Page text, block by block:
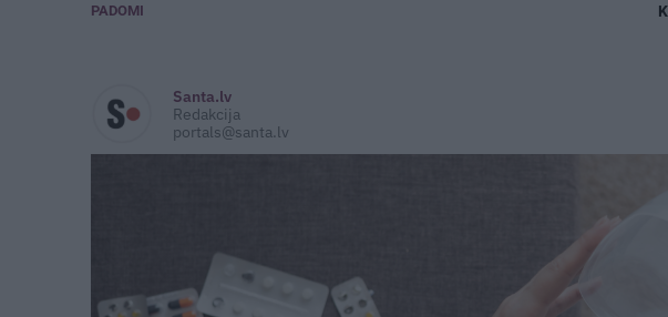
PADOMI
Santa.lv
Redakcija
portals@santa.lv